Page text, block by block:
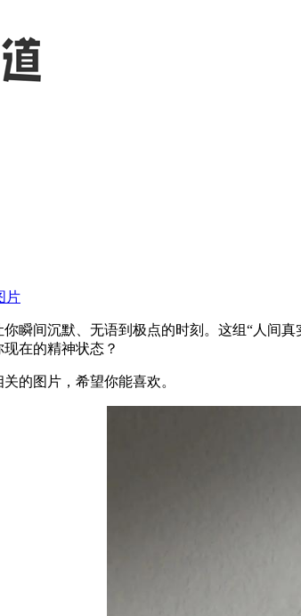
片
瞬间沉默、无语到极点的时刻。这组“人间
在的精神状态？
的图片，希望你能喜欢。